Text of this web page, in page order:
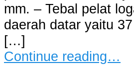
mm. – Tebal pelat
daerah datar yaitu
[…]
Continue reading…